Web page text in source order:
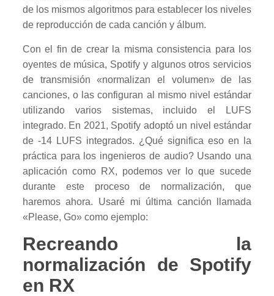
de los mismos algoritmos para establecer los niveles
de reproducción de cada canción y álbum.
Con el fin de crear la misma consistencia para los
oyentes de música, Spotify y algunos otros servicios
de transmisión «normalizan el volumen» de las
canciones, o las configuran al mismo nivel estándar
utilizando varios sistemas, incluido el LUFS
integrado. En 2021, Spotify adoptó un nivel estándar
de -14 LUFS integrados. ¿Qué significa eso en la
práctica para los ingenieros de audio? Usando una
aplicación como RX, podemos ver lo que sucede
durante este proceso de normalización, que
haremos ahora. Usaré mi última canción llamada
«Please, Go» como ejemplo:
Recreando la
normalización de Spotify
en RX